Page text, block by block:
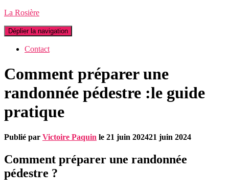
La Rosière
Déplier la navigation
Contact
Comment préparer une
randonnée pédestre :le guide
pratique
Publié par Victoire Paquin le 21 juin 202421 juin 2024
Comment préparer une randonnée
pédestre ?